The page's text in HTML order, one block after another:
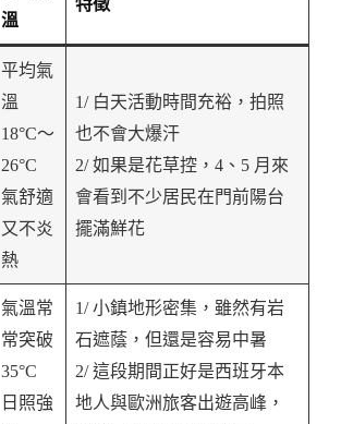
溫
特徵
平均氣
溫
18°C～
26°C
氣舒適
又不炎
熱
1/ 白天活動時間充裕，拍照
也不會大爆汗
2/ 如果是花草控，4、5 月來
會看到不少居民在門前陽台
擺滿鮮花
氣溫常
常突破
35°C
日照強
1/ 小鎮地形密集，雖然有岩
石遮蔭，但還是容易中暑
2/ 這段期間正好是西班牙本
地人與歐洲旅客出遊高峰，